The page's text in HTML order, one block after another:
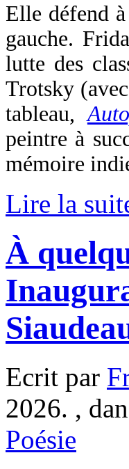
Elle défend
gauche.
lutte des
Trotsky
tableau,
peintre à
mémoire
Lire la
À
Ecrit par
2026. ,
Poésie